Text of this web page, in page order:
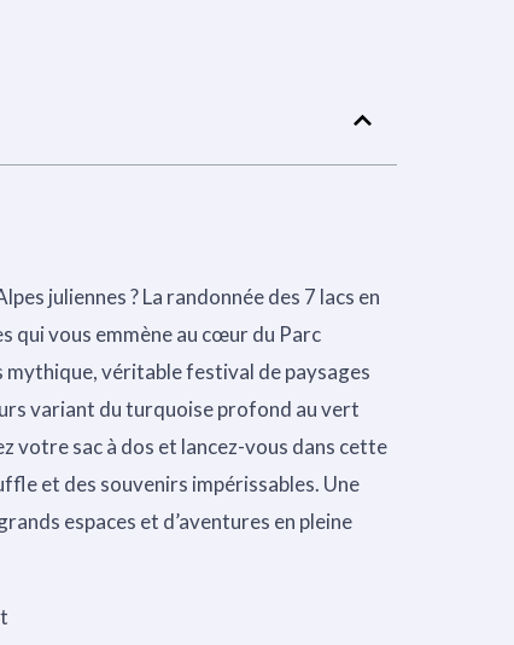
juliennes ? La randonnée des 7 lacs en
qui vous emmène au cœur du Parc
véritable festival de paysages
variant du turquoise profond au vert
votre sac à dos et lancez-vous dans cette
et des souvenirs impérissables. Une
espaces et d’aventures en pleine